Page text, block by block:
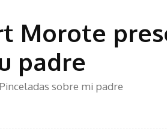
Morote
padre
sobre mi padre